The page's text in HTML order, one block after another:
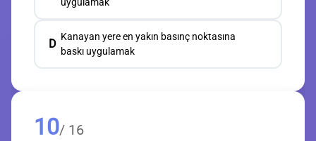
uygulamak
D
Kanayan yere en yakın basınç noktasına
baskı uygulamak
10/ 16